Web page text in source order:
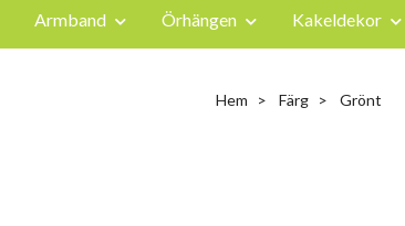
Armband Örhängen Kakeldekor
Hem Färg Grönt